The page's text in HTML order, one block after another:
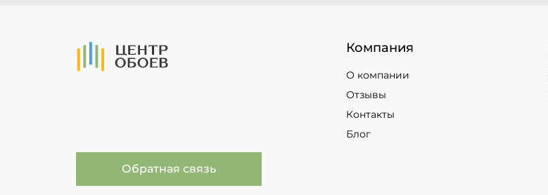
На Главную Компания
О компании
Отзывы
Контакты
Блог
Обратная связь